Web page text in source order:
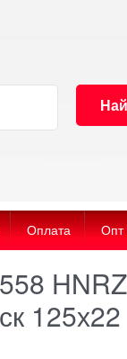
Оплата Опт